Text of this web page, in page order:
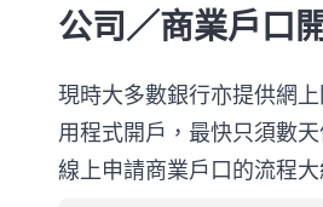
公司／商業戶口
現時大多數銀行亦提供網
用程式開戶，最快只須數
線上申請商業戶口的流程大